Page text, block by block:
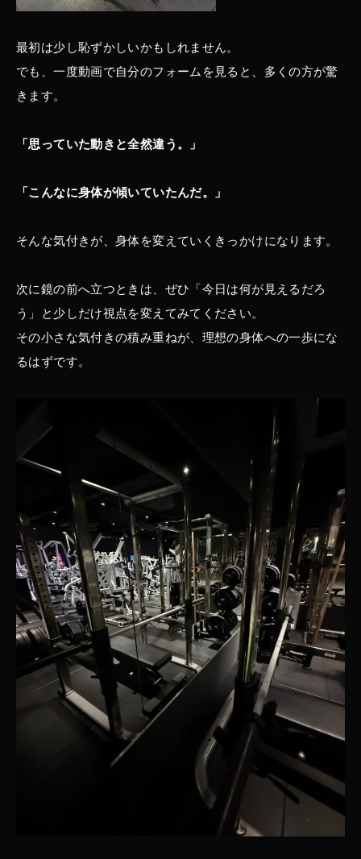
最初は少し恥ずかしいかもしれません。
でも、一度動画で自分のフォームを見ると、多くの方が驚
きます。
「思っていた動きと全然違う。」
「こんなに身体が傾いていたんだ。」
そんな気付きが、身体を変えていくきっかけになります。
次に鏡の前へ立つときは、ぜひ「今日は何が見えるだろ
う」と少しだけ視点を変えてみてください。
その小さな気付きの積み重ねが、理想の身体への一歩にな
るはずです。